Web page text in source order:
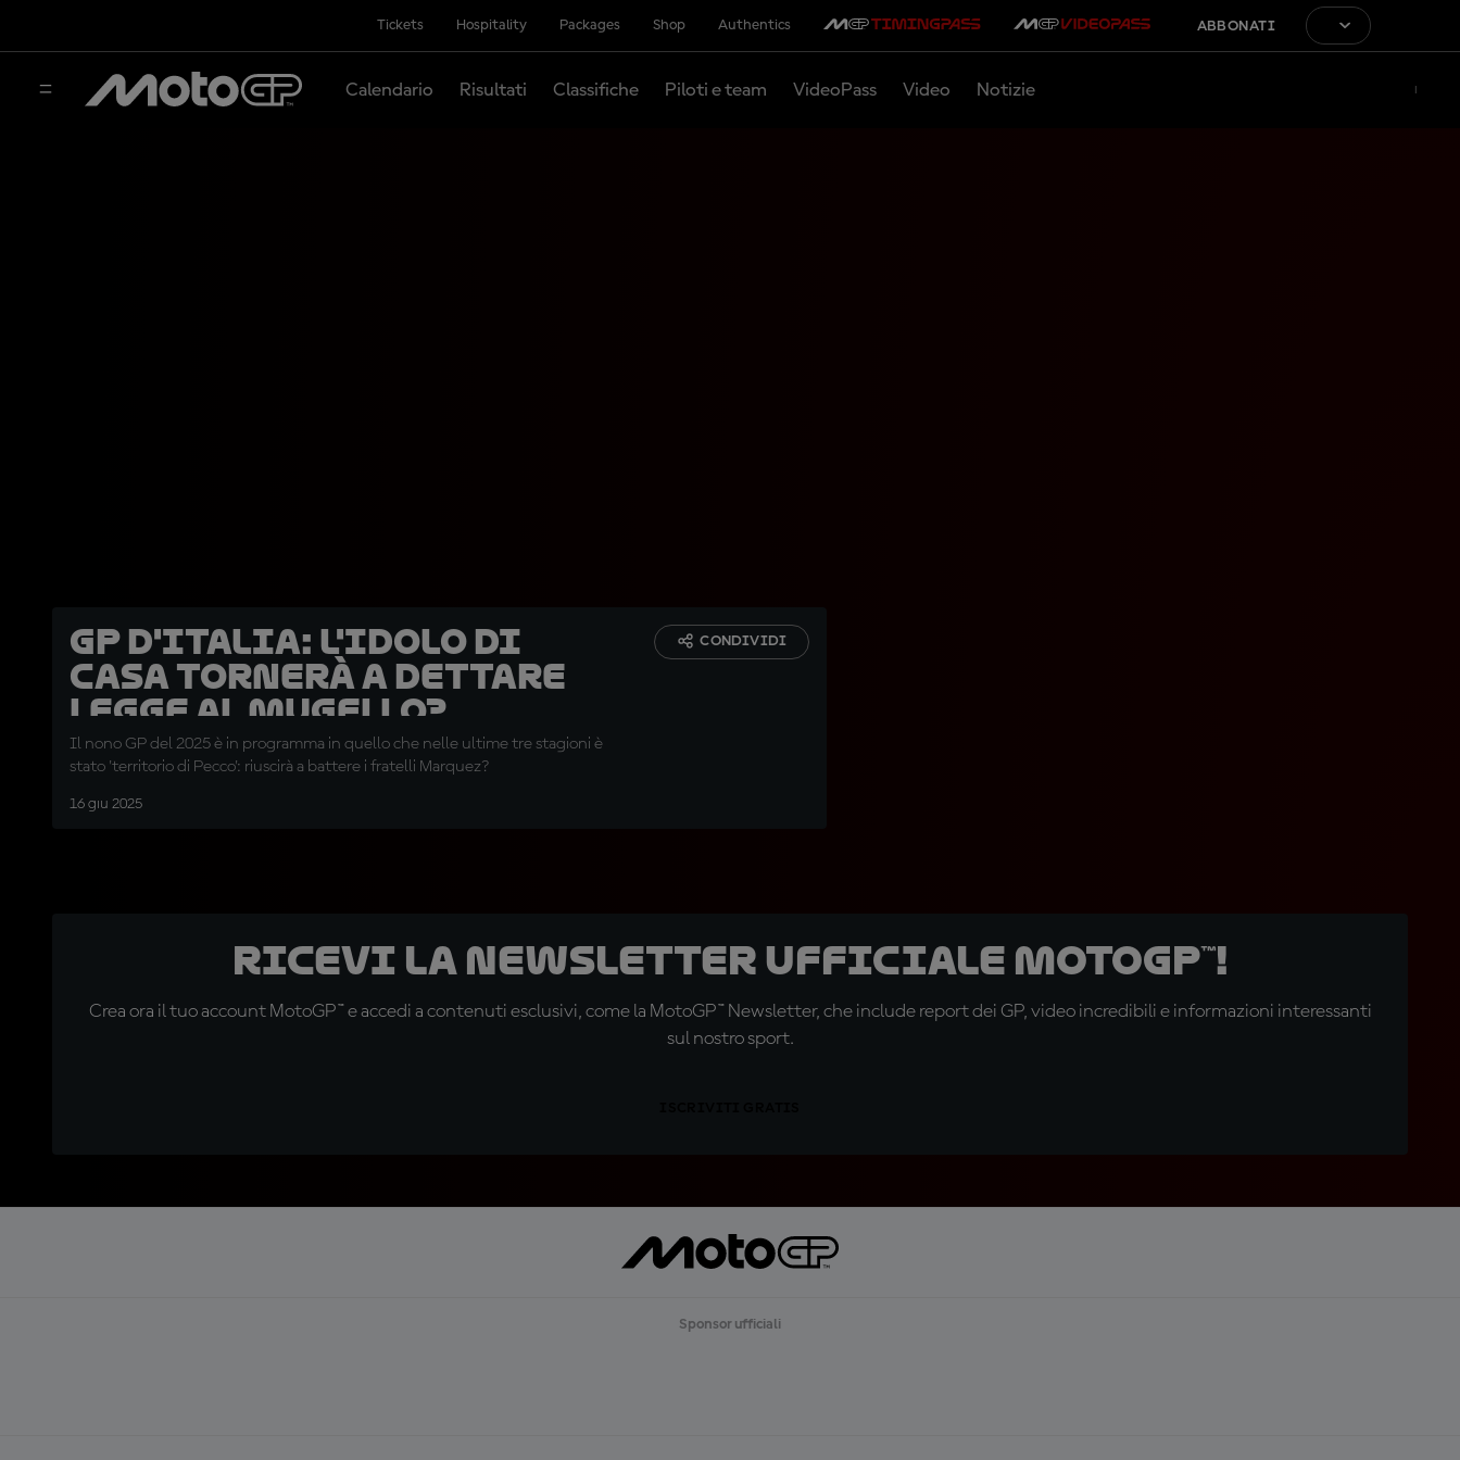
Tickets Hospitality Packages Shop Authentics ABBONATI
Calendario Risultati Classifiche Piloti e team VideoPass Video Notizie
GP d'Italia: l'idolo di
casa tornerà a dettare
legge al Mugello?
Il nono GP del 2025 è in programma in quello che nelle ultime tre stagioni è
stato 'territorio di Pecco': riuscirà a battere i fratelli Marquez?
16 giu 2025
CONDIVIDI
Ricevi la newsletter ufficiale MotoGP™!
Crea ora il tuo account MotoGP™ e accedi a contenuti esclusivi, come la MotoGP™ Newsletter, che include report dei GP, video incredibili e informazioni interessanti
sul nostro sport.
Sponsor ufficiali